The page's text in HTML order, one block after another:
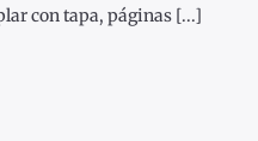
con tapa, páginas [...]